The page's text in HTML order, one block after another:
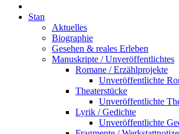
Stan
Aktuelles
Biographie
Gesehen & reales Erleben
Manuskripte / Unveröffentlichtes
Romane / Erzählprojekte
Unveröffentlichte
Theaterstücke
Unveröffentlichte
Lyrik / Gedichte
Unveröffentlichte